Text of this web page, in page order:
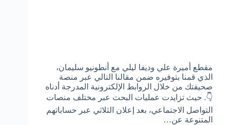
مقطع أميرة علي وديفا ليلي مع أنطونيو سليمان،
الذي قمنا بتوفيره ضمن مقالنا التالي عبر منصة
صحيفتك من خلال الروابط الإلكترونية المدرجة أدناه
👇. حيث تزايدت عمليات البحث عبر مختلف منصات
التواصل الاجتماعي، بعد إعلان الثلاثي عبر حساباتهم
المتنوعة عن…